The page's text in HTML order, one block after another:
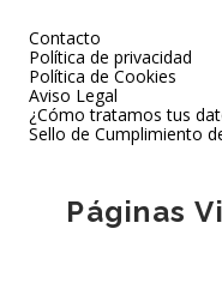
Contacto
Política de privacidad
Política de Cookies
Aviso Legal
¿Cómo tratamos tus
Sello de Cumplimiento
Páginas